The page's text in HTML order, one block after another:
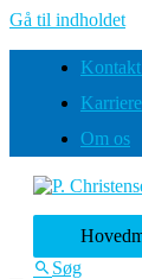
Gå til indholdet
Karriere
Om os
Søg